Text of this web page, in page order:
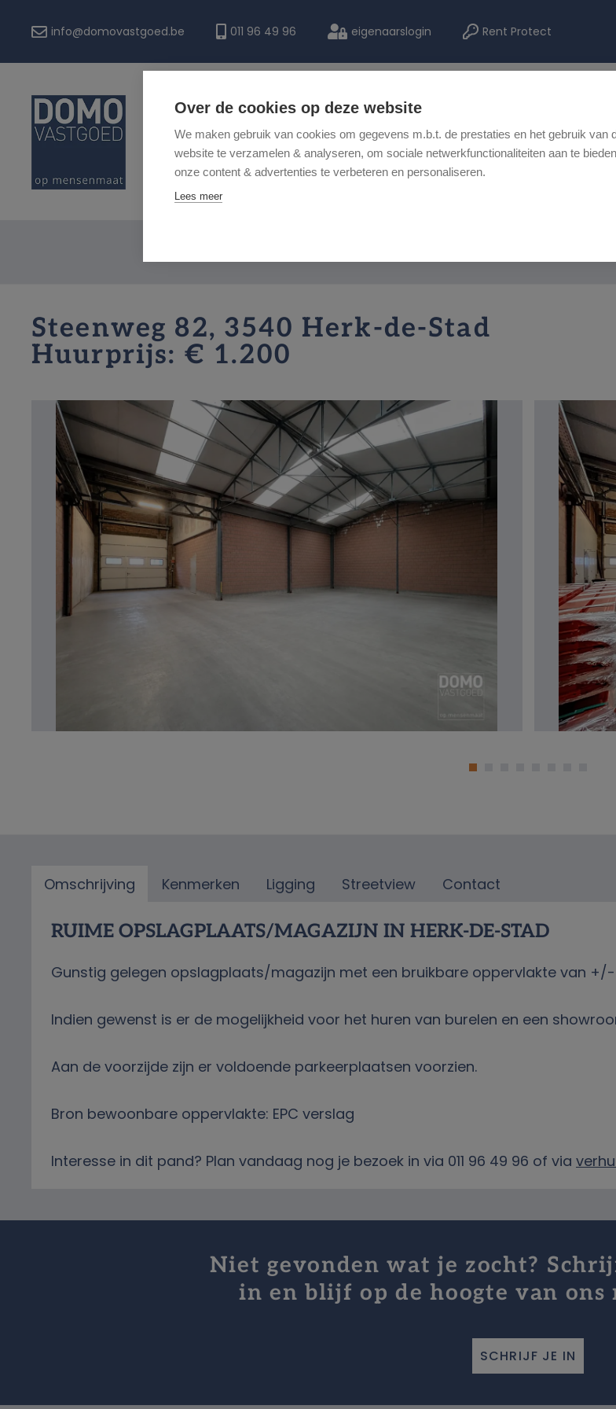
info@domovastgoed.be 011 96 49 96 eigenaarslogin Rent Protect
HOME TE KOOP TE HUUR
Steenweg 82, 3540 Herk-de-Stad
Huurprijs: € 1.200
Omschrijving Kenmerken Ligging Streetview Contact
Omschrijving
RUIME OPSLAGPLAATS/MAGAZIJN IN HERK-DE-STAD
Gunstig gelegen opslagplaats/magazijn met een bruikbare oppervlakte van
Indien gewenst is er de mogelijkheid voor het huren van burelen en een
Aan de voorzijde zijn er voldoende parkeerplaatsen voorzien.
Bron bewoonbare oppervlakte: EPC verslag
Interesse in dit pand? Plan vandaag nog je bezoek in via 011 96 49 96 of via
Niet gevonden wat je zocht?
in en blijf op de hoogte van ons
SCHRIJF JE IN
Over de cookies op deze website
We maken gebruik van cookies om gegevens m.b.t. de prestaties en het gebruik van
website te verzamelen & analyseren, om sociale netwerkfunctionaliteiten aan te
onze content & advertenties te verbeteren en personaliseren.
Lees meer